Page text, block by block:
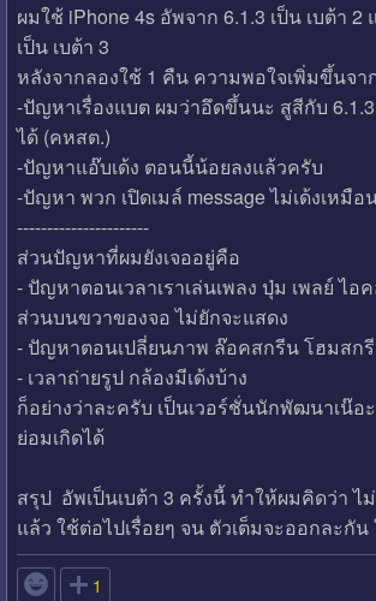
ผมใช้ iPhone 4s อัพจาก 6.1.3 เป็น เบต้า
เป็น เบต้า 3
หลังจากลองใช้ 1 คืน ความพอใจเพิ่มขึ้นจา
-ปัญหาเรื่องแบต ผมว่าอึดขึ้นนะ สูสีกับ
ได้ (คหสต.)
-ปัญหาแอ๊บเด้ง ตอนนี้น้อยลงแล้วครับ
-ปัญหา พวก เปิดเมล์ message ไม่เด้งเหมื
----------------------
ส่วนปัญหาที่ผมยังเจออยู่คือ
- ปัญหาตอนเวลาเราเล่นเพลง ปุ่ม เพลย์ ไอ
ส่วนบนขวาของจอ ไม่ยักจะแสดง
- ปัญหาตอนเปลี่ยนภาพ ล๊อคสกรีน โฮมสกรี
- เวลาถ่ายรูป กล้องมีเด้งบ้าง
ก็อย่างว่าละครับ เป็นเวอร์ชั่นนักพัฒนาเน๊อ
ย่อมเกิดได้
สรุป อัพเป็นเบต้า 3 ครั้งนี้ ทำให้ผมคิดว่า ไ
แล้ว ใช้ต่อไปเรื่อยๆ จน ตัวเต็มจะออกละกัน
 1